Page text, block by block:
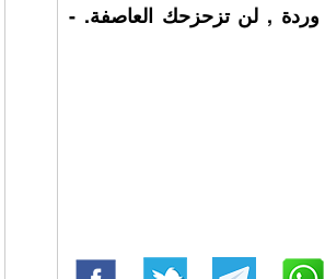
, لن تزحزحك العاصفة. -